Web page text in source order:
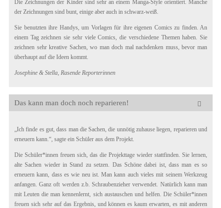
Die Zeichnungen der Kinder sind sehr an einem Manga-Style orientiert. Manche
der Zeichnungen sind bunt, einige aber auch in schwarz-weiß.
Sie benutzten ihre Handys, um Vorlagen für ihre eigenen Comics zu finden. An
einem Tag zeichnen sie sehr viele Comics, die verschiedene Themen haben. Sie
zeichnen sehr kreative Sachen, wo man doch mal nachdenken muss, bevor man
überhaupt auf die Ideen kommt.
Josephine & Stella, Rasende Reporterinnen
Das kann man doch noch reparieren!
„Ich finde es gut, dass man die Sachen, die unnötig zuhause liegen, reparieren und
erneuern kann.“, sagte ein Schüler aus dem Projekt.
Die Schüler*innen freuen sich, das die Projekttage wieder stattfinden. Sie lernen,
alte Sachen wieder in Stand zu setzen. Das Schöne dabei ist, dass man es so
erneuern kann, dass es wie neu ist. Man kann auch vieles mit seinem Werkzeug
anfangen. Ganz oft werden z.b. Schraubenzieher verwendet. Natürlich kann man
mit Leuten die man kennenlernt, sich austauschen und helfen. Die Schüler*innen
freuen sich sehr auf das Ergebnis, und können es kaum erwarten, es mit anderen